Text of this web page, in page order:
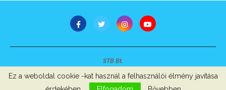
STB Bt.
Minden jog fenntartva © 2007-2022
Szerzői jogok, adatvédelem- Impresszum
Ez a weboldal cookie -kat használ a felhasználói élmény javítása